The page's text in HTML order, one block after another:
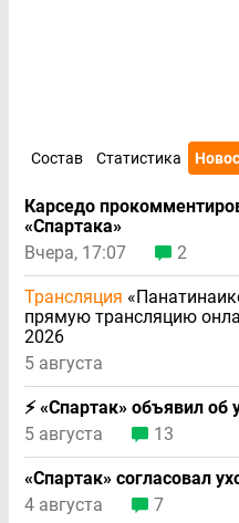
Состав Статистика
Карседо
«Спартака»
Вчера, 17:07
2
Трансляция
прямую трансляцию
2026
5 августа
⚡️ «Спартак» объявил об
5 августа
13
«Спартак» согласовал
4 августа
7